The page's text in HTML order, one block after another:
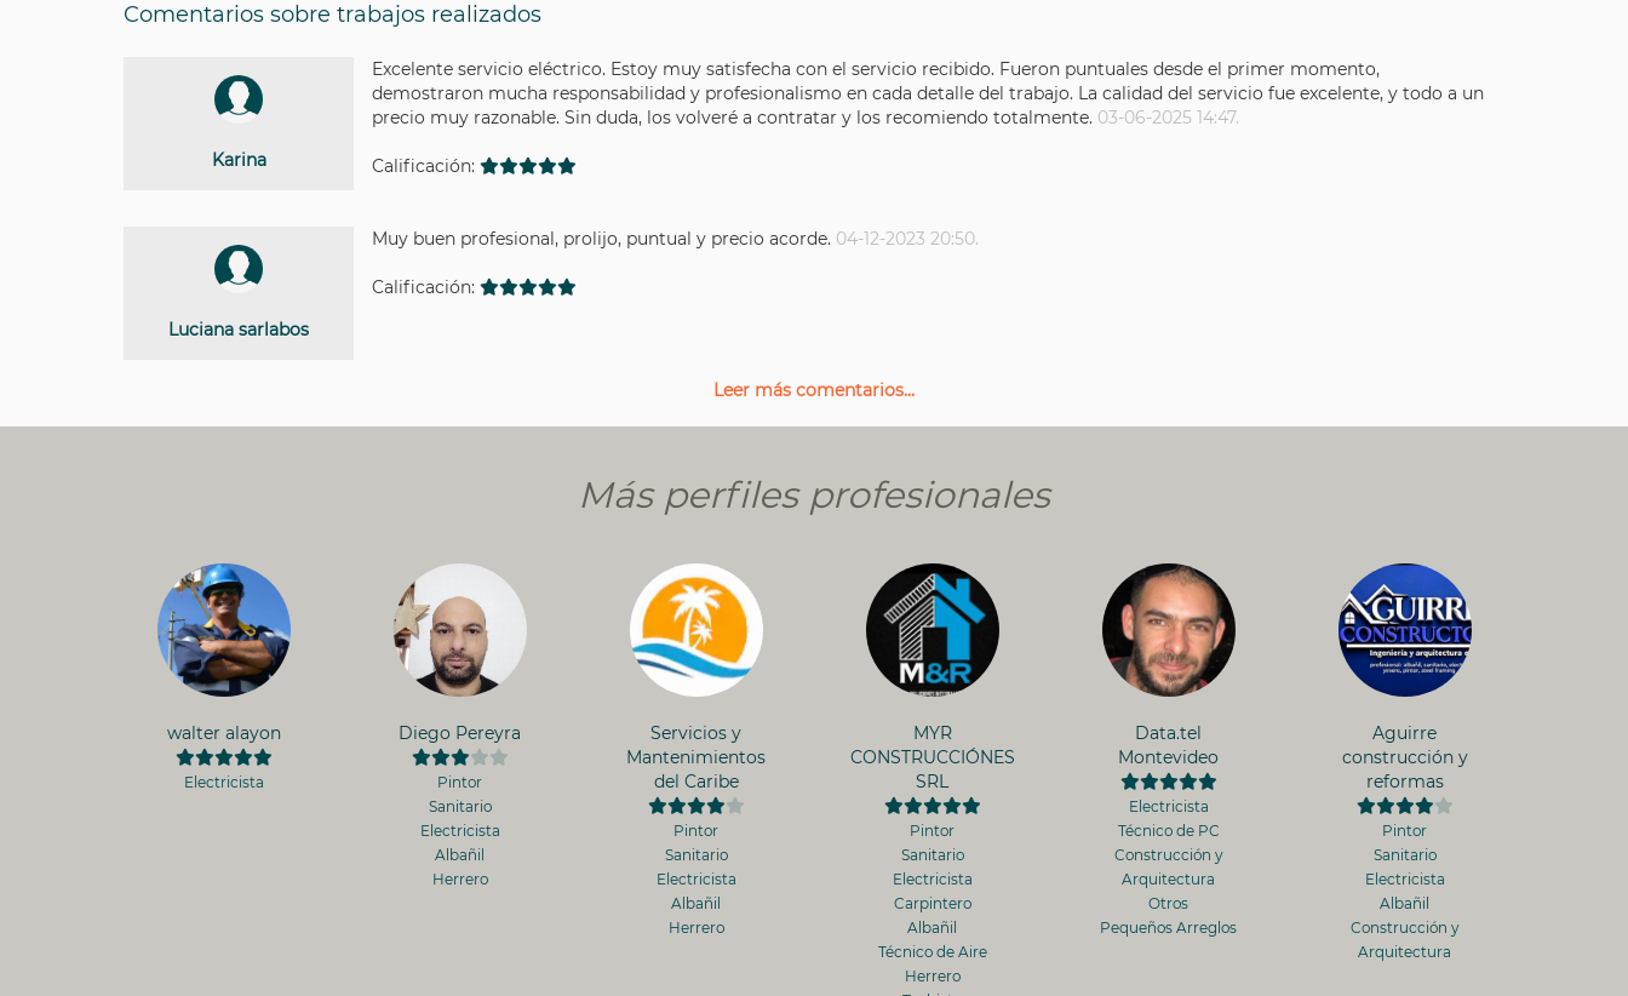
Comentarios sobre trabajos realizados
Karina
Excelente servicio eléctrico. Estoy muy satisfecha con el servicio recibido. Fueron puntuales desde el primer momento,
demostraron mucha responsabilidad y profesionalismo en cada detalle del trabajo. La calidad del servicio fue excelente, y todo a un
precio muy razonable. Sin duda, los volveré a contratar y los recomiendo totalmente. 03-06-2025 14:47.
Calificación:
Luciana sarlabos
Muy buen profesional, prolijo, puntual y precio acorde. 04-12-2023 20:50.
Calificación:
Leer más comentarios...
Más perfiles profesionales
walter alayon
Electricista
Diego Pereyra
Pintor
Sanitario
Electricista
Albañil
Herrero
Servicios y
Mantenimientos
del Caribe
Pintor
Sanitario
Electricista
Albañil
Herrero
MYR
CONSTRUCCIÓNES
SRL
Pintor
Sanitario
Electricista
Carpintero
Albañil
Técnico de Aire
Herrero
Data.tel
Montevideo
Electricista
Técnico de PC
Construcción y
Arquitectura
Otros
Pequeños Arreglos
Aguirre
construcción y
reformas
Pintor
Sanitario
Electricista
Albañil
Construcción y
Arquitectura